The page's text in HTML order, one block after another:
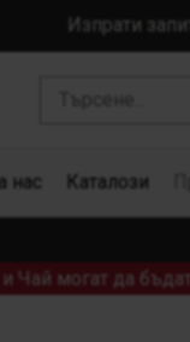
Изпрати
нас Каталози
Чай могат да